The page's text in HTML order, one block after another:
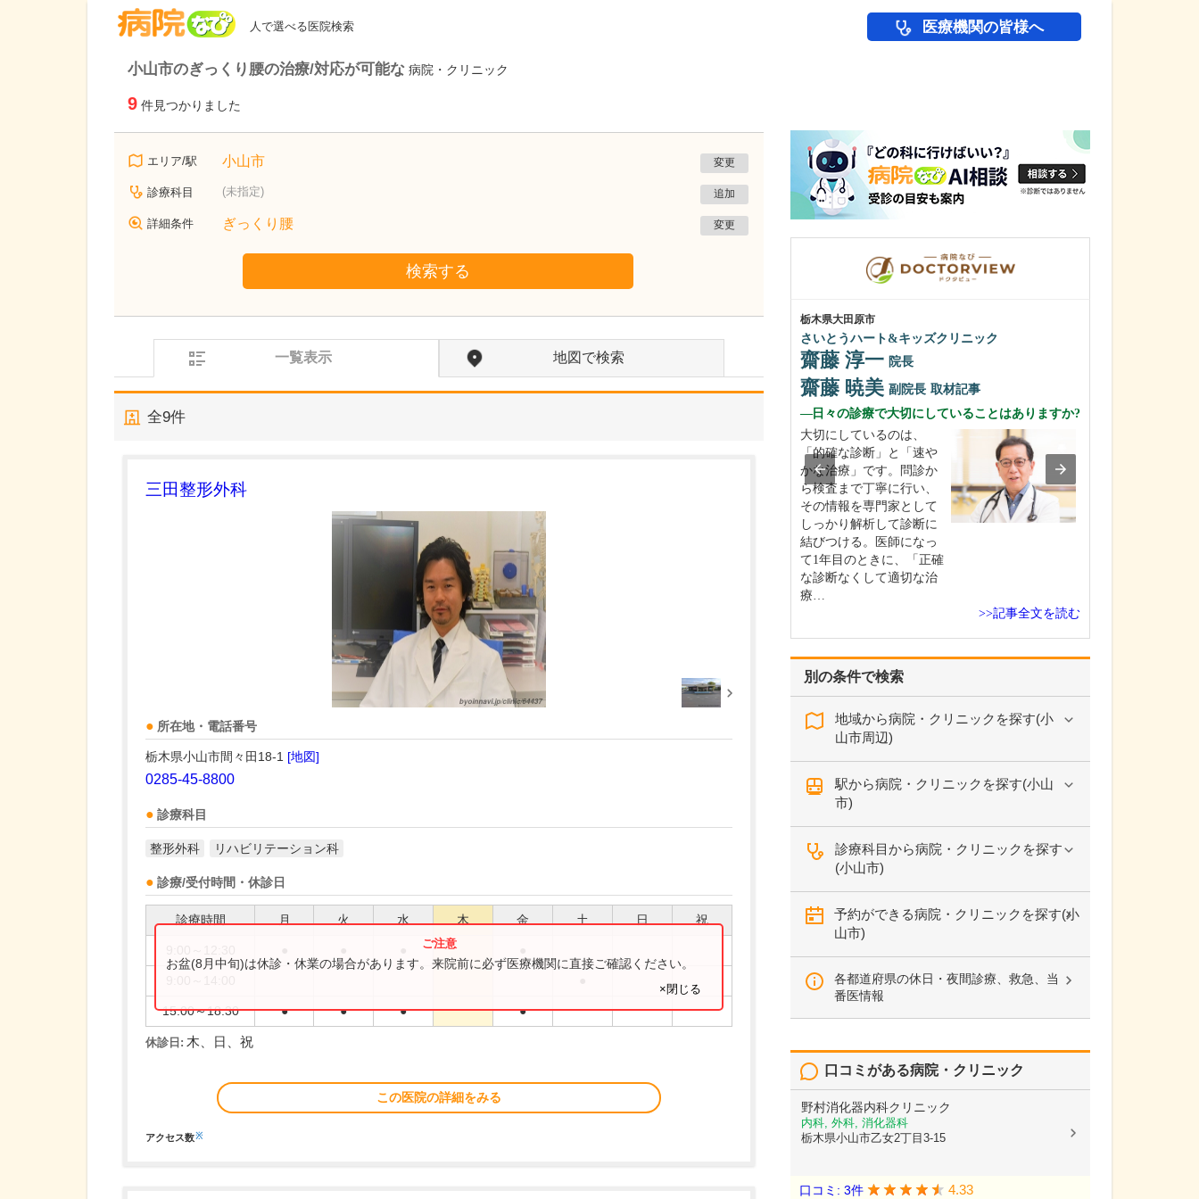
人で選べる医院検索 医療機関の皆様へ
小山市のぎっくり腰の治療/対応が可能な 病院・クリニック
9 件見つかりました
エリア/駅 小山市 変更
診療科目 (未指定) 追加
詳細条件 ぎっくり腰 変更
検索する
一覧表示 地図で検索
全9件
三田整形外科
所在地・電話番号
栃木県小山市間々田18-1 [地図]
0285-45-8800
診療科目
整形外科 リハビリテーション科
診療/受付時間・休診日
診療時間 月 火 水 木 金 土 日 祝
15:00～18:30 ● ● ● ●
お盆(8月中旬)は休診・休業の場合があります。来院前に必ず医療機関に直接ご確認ください。
×閉じる
休診日: 木、日、祝
この医院の詳細をみる
アクセス数※
別の条件で検索
地域から病院・クリニックを探す(小
山市周辺)
駅から病院・クリニックを探す(小山
市)
診療科目から病院・クリニックを探す
(小山市)
予約ができる病院・クリニックを探す(小
山市)
各都道府県の休日・夜間診療、救急、当
番医情報
口コミがある病院・クリニック
野村消化器内科クリニック
内科, 外科, 消化器科
栃木県小山市乙女2丁目3-15
口コミ: 3件 4.33
栃木県宇都宮市
渡辺歯科医院
渡邊 武夫院長
立場に立つこと」を大切
にしています。私自身、
病院を受診した際に「こ
うしてくれたらうれしい
な…
栃木県大田原市
さいとうハート&キッズクリニック
齋藤 淳一 院長
齋藤 暁美 副院長 取材記事
日々の診療で大切にしていることはありますか?
大切にしているのは、
「的確な診断」と「速や
かな治療」です。問診か
ら検査まで丁寧に行い、
その情報を専門家として
しっかり解析して診断に
結びつける。医師になっ
て1年目のときに、「正確
な診断なくして適切な治
療…
>>記事全文を読む